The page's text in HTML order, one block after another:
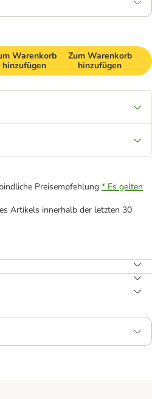
Warenkorb
hinzufügen
Zum Warenkorb
hinzufügen
Preisempfehlung * Es gelten
Artikels innerhalb der letzten 30